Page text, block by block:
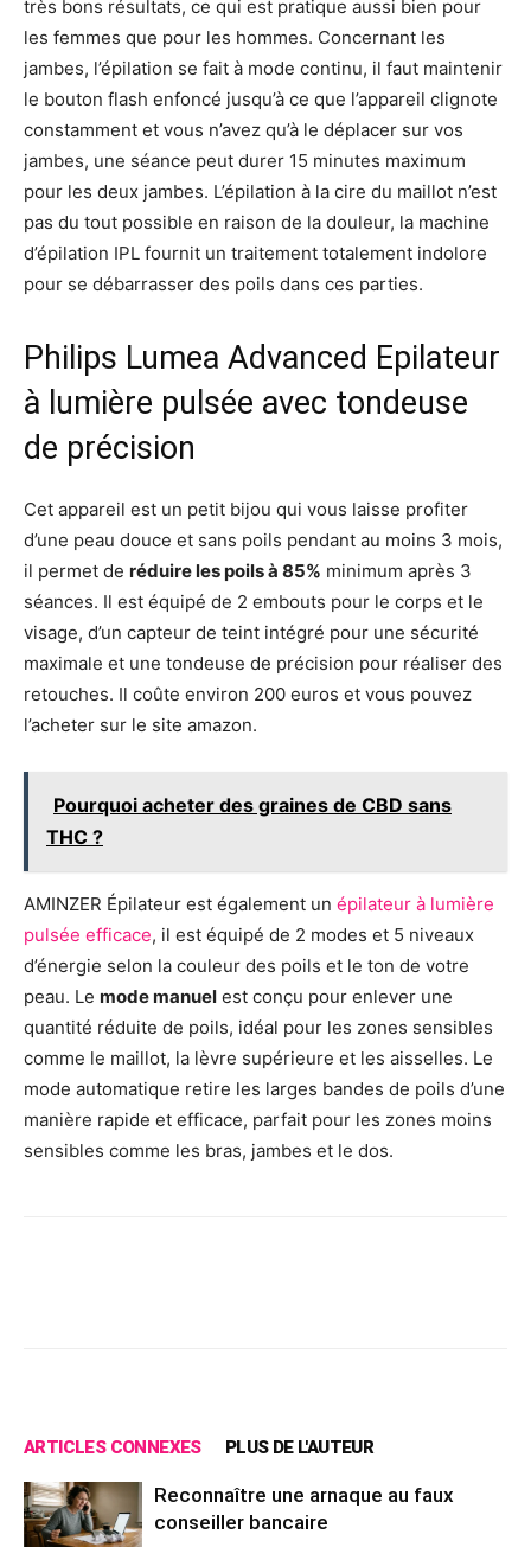
très bons résultats, ce qui est pratique aussi bien pour
les femmes que pour les hommes. Concernant les
jambes, l’épilation se fait à mode continu, il faut maintenir
le bouton flash enfoncé jusqu’à ce que l’appareil clignote
constamment et vous n’avez qu’à le déplacer sur vos
jambes, une séance peut durer 15 minutes maximum
pour les deux jambes. L’épilation à la cire du maillot n’est
pas du tout possible en raison de la douleur, la machine
d’épilation IPL fournit un traitement totalement indolore
pour se débarrasser des poils dans ces parties.
Philips Lumea Advanced Epilateur
à lumière pulsée avec tondeuse
de précision
Cet appareil est un petit bijou qui vous laisse profiter
d’une peau douce et sans poils pendant au moins 3 mois,
il permet de réduire les poils à 85% minimum après 3
séances. Il est équipé de 2 embouts pour le corps et le
visage, d’un capteur de teint intégré pour une sécurité
maximale et une tondeuse de précision pour réaliser des
retouches. Il coûte environ 200 euros et vous pouvez
l’acheter sur le site amazon.
Pourquoi acheter des graines de CBD sans
THC ?
AMINZER Épilateur est également un épilateur à lumière
pulsée efficace, il est équipé de 2 modes et 5 niveaux
d’énergie selon la couleur des poils et le ton de votre
peau. Le mode manuel est conçu pour enlever une
quantité réduite de poils, idéal pour les zones sensibles
comme le maillot, la lèvre supérieure et les aisselles. Le
mode automatique retire les larges bandes de poils d’une
manière rapide et efficace, parfait pour les zones moins
sensibles comme les bras, jambes et le dos.
ARTICLES CONNEXES PLUS DE L'AUTEUR
Reconnaître une arnaque au faux
conseiller bancaire